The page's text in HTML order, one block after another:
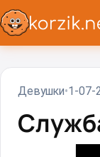
Девушки 1-07-